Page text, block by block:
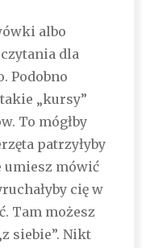
albo
dla
Podobno
„kursy”
To mógłby
patrzyłyby
umiesz mówić
cię w
Tam możesz
siebie”. Nikt